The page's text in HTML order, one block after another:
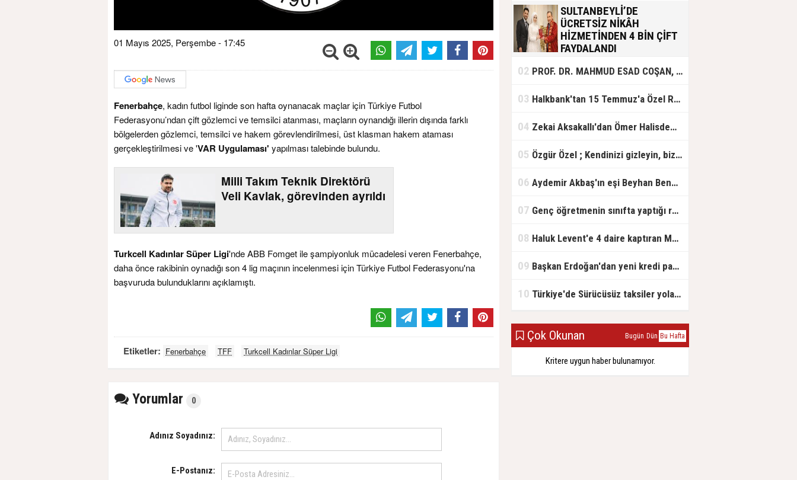
01 Mayıs 2025, Perşembe - 17:45
Fenerbahçe, kadın futbol liginde son hafta oynanacak maçlar için Türkiye Futbol
Federasyonu’ndan çift gözlemci ve temsilci atanması, maçların oynandığı illerin dışında farklı
bölgelerden gözlemci, temsilci ve hakem görevlendirilmesi, üst klasman hakem ataması
gerçekleştirilmesi ve 'VAR Uygulaması' yapılması talebinde bulundu.
Milli Takım Teknik Direktörü
Veli Kavlak, görevinden ayrıldı
Turkcell Kadınlar Süper Ligi'nde ABB Fomget ile şampiyonluk mücadelesi veren Fenerbahçe,
daha önce rakibinin oynadığı son 4 lig maçının incelenmesi için Türkiye Futbol Federasyonu'na
başvuruda bulunduklarını açıklamıştı.
Etiketler: Fenerbahçe TFF Turkcell Kadınlar Süper Ligi
Yorumlar 0
Adınız Soyadınız:
E-Postanız:
SULTANBEYLİ’DE
ÜCRETSİZ NİKÂH
HİZMETİNDEN 4 BİN ÇİFT
FAYDALANDI
olan gençlere destek amacıyla
başlattığı ücretsiz nikâh hizmetini
başlattıklarını belirten Sultanbeyli
ücretsiz hizmet vermenin
02 PROF. DR. MAHMUD ESAD COŞAN, DOĞUMUNUN HİCRÎ 91. YILINDA ELAZIĞ'DA YÂD EDİLECEK
03 Halkbank'tan 15 Temmuz'a Özel Reklam Filmi: "İrade Bizim, Zafer Bizim"
04 Zekai Aksakallı'dan Ömer Halisdemir'e 'vefa' ziyareti!
05 Özgür Özel ; Kendinizi gizleyin, bizden işaret bekleyin
06 Aydemir Akbaş'ın eşi Beyhan Benek Akbaş hayatını kaybetti
07 Genç öğretmenin sınıfta yaptığı rezil paylaşım
08 Haluk Levent'e 4 daire kaptıran Müteahhit soluğu savcılıkta aldı
09 Başkan Erdoğan'dan yeni kredi paketi müjdesi: 6 ay geri ödemesiz, 36 ay vadeli
10 Türkiye'de Sürücüsüz taksiler yola çıkmaya hazırlanıyor
Çok Okunan Bugün Dün Bu Hafta
Kritere uygun haber bulunamıyor.